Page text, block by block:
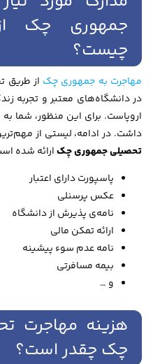
جمهوری چک
چیست؟
مهاجرت به جمهوری چک از طریق
در دانشگاه‌های معتبر و تجربه
اروپاست. برای این منظور، شما
داشت. در ادامه، لیستی از
تحصیلی جمهوری چکارائه شده
پاسپورت دارای اعتبار
عکس پرسنلی
نامه‌ی پذیرش از دانشگاه
ارائه تمکن مالی
نامه عدم سوء پیشینه
بیمه مسافرتی
و …
هزینه مهاجرت
چک چقدر است؟